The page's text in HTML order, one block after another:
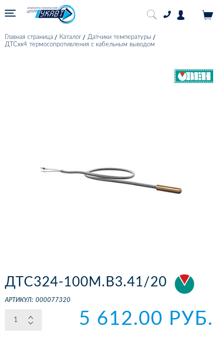
Главная страница Каталог
Датчики температуры
ДТСхх4 термосопротивления с кабельным выводом
ДТС324-100М.В3.41/20
АРТИКУЛ: 000077320
5 612.00 РУБ.